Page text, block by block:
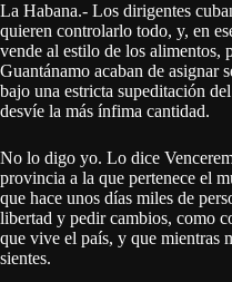
La Habana.- Los dirigentes
quieren controlarlo todo, y, en
vende al estilo de los alimentos,
Guantánamo acaban de asignar
bajo una estricta supeditación
desvíe la más ínfima cantidad.
No lo digo yo. Lo dice
provincia a la que pertenece el
que hace unos días miles de
libertad y pedir cambios, como
que vive el país, y que mientras
sientes.